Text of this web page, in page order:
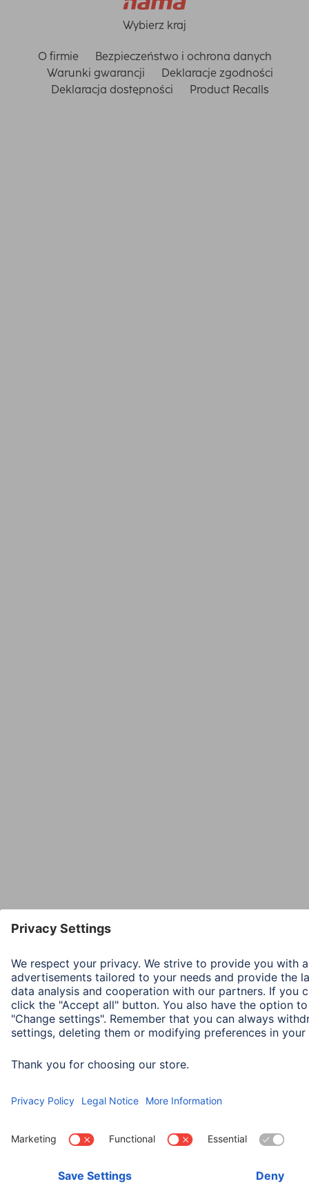
Wybierz kraj
O firmie
Bezpieczeństwo i ochrona danych
Warunki gwarancji
Deklaracje zgodności
Deklaracja dostępności
Product Recalls